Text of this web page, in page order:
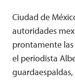
Ciudad de
autoridades
prontamente
el periodista